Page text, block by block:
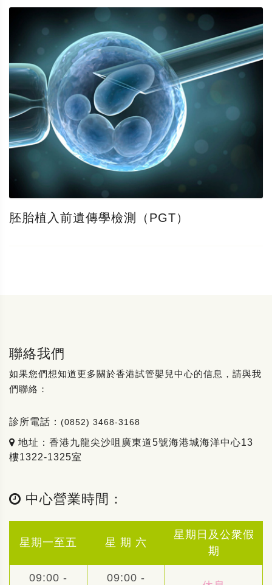
胚胎植入前遺傳學檢測（PGT）
聯絡我們
如果您們想知道更多關於香港試管嬰兒中心的信息，請與我
們聯絡：
診所電話： (0852) 3468-3168
地址：香港九龍尖沙咀廣東道5號海港城海洋中心13
樓1322-1325室
中心營業時間：
星期一至五 星 期 六
星期日及公衆假
期
09:00 - 09:00 -